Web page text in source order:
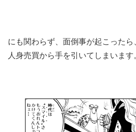
にも関わらず、面倒事が起こった
人身売買から手を引いてしまいます